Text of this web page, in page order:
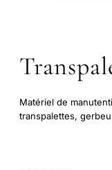
Matériel de
transpalettes,